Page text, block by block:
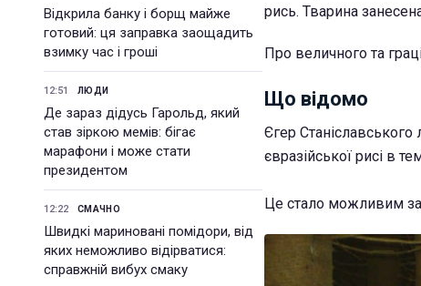
Відкрила банку і борщ майже
готовий: ця заправка заощадить
взимку час і гроші
12:51 ЛЮДИ
Де зараз дідусь Гарольд, який
став зіркою мемів: бігає
марафони і може стати
президентом
12:22 СМАЧНО
Швидкі мариновані помідори, від
яких неможливо відірватися:
справжній вибух смаку
рись. Тварина
Про величного та
Що відомо
Єгер
євразійської рисі в
Це стало можливим